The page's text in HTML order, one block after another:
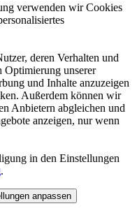
verwenden wir Cookies
deren Verhalten und
Optimierung unserer
und Inhalte anzuzeigen
Außerdem können wir
Anbietern abgleichen und
anzeigen, nur wenn
in den Einstellungen
.
anpassen